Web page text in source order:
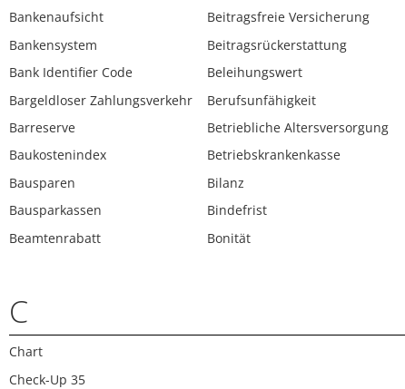
Bankenaufsicht
Bankensystem
Bank Identifier Code
Bargeldloser Zahlungsverkehr
Barreserve
Baukostenindex
Bausparen
Bausparkassen
Beamtenrabatt
Beitragsfreie Versicherung
Beitragsrückerstattung
Beleihungswert
Berufsunfähigkeit
Betriebliche Altersversorgung
Betriebskrankenkasse
Bilanz
Bindefrist
Bonität
C
Chart
Check-Up 35